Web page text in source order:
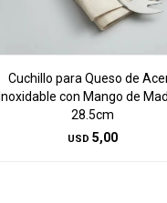
Cuchillo para Queso de
Inoxidable con Mango de
28.5cm
USD 5,00